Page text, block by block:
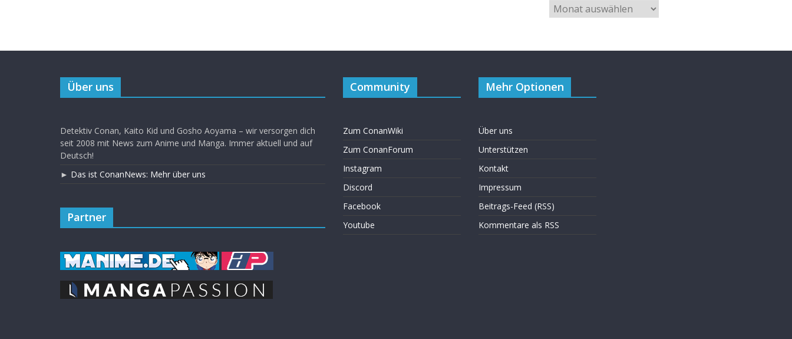
Über uns
Detektiv Conan, Kaito Kid und Gosho Aoyama – wir versorgen dich
seit 2008 mit News zum Anime und Manga. Immer aktuell und auf
Deutsch!
► Das ist ConanNews: Mehr über uns
Partner
Community
Zum ConanWiki
Zum ConanForum
Instagram
Discord
Facebook
Youtube
Mehr Optionen
Über uns
Unterstützen
Kontakt
Impressum
Beitrags-Feed (RSS)
Kommentare als RSS